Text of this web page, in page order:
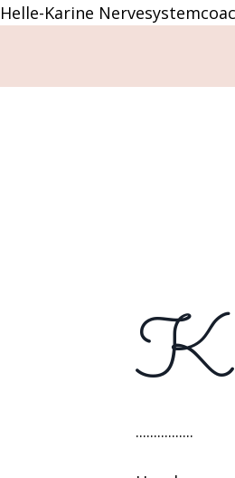
Helle-Karine
................